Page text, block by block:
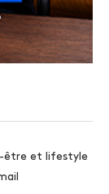
être et lifestyle